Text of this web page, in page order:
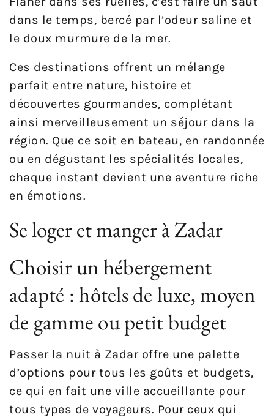
dans le temps, bercé par l’odeur saline et
le doux murmure de la mer.
Ces destinations offrent un mélange
parfait entre nature, histoire et
découvertes gourmandes, complétant
ainsi merveilleusement un séjour dans la
région. Que ce soit en bateau, en randonnée
ou en dégustant les spécialités locales,
chaque instant devient une aventure riche
en émotions.
Se loger et manger à Zadar
Choisir un hébergement
adapté : hôtels de luxe, moyen
de gamme ou petit budget
Passer la nuit à Zadar offre une palette
d’options pour tous les goûts et budgets,
ce qui en fait une ville accueillante pour
tous types de voyageurs. Pour ceux qui